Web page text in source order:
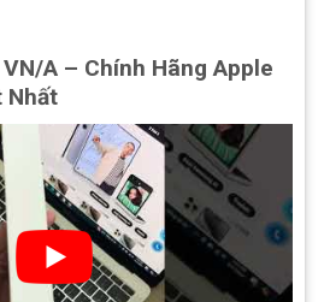
A – Chính Hãng Apple
Nhất